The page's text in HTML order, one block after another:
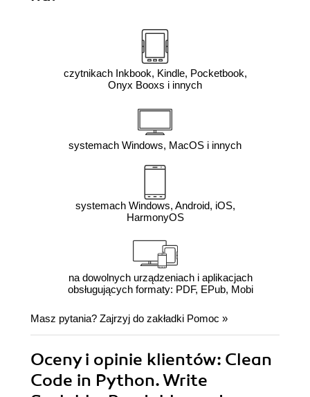
czytnikach Inkbook, Kindle, Pocketbook,
Onyx Booxs i innych
systemach Windows, MacOS i innych
systemach Windows, Android, iOS,
HarmonyOS
na dowolnych urządzeniach i aplikacjach
obsługujących formaty: PDF, EPub, Mobi
Masz pytania? Zajrzyj do zakładki Pomoc »
Oceny i opinie klientów: Clean
Code in Python. Write